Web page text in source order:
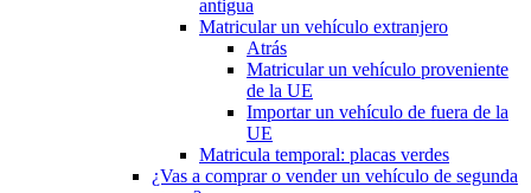
antigua
Matricular un vehículo extranjero
Atrás
Matricular un vehículo proveniente
de la UE
Importar un vehículo de fuera de la
UE
Matricula temporal: placas verdes
¿Vas a comprar o vender un vehículo de segunda